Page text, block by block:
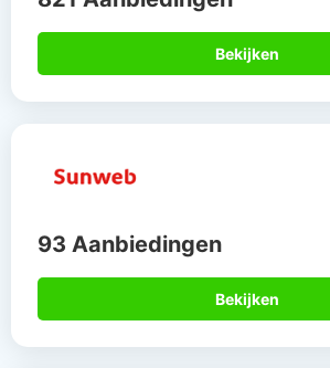
Bekijken
93 Aanbiedingen
Bekijken